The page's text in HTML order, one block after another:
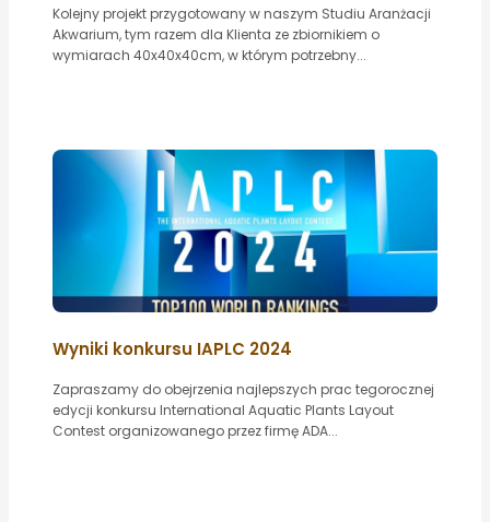
Kolejny projekt przygotowany w naszym Studiu Aranżacji
Akwarium, tym razem dla Klienta ze zbiornikiem o
wymiarach 40x40x40cm, w którym potrzebny...
Wyniki konkursu IAPLC 2024
Zapraszamy do obejrzenia najlepszych prac tegorocznej
edycji konkursu International Aquatic Plants Layout
Contest organizowanego przez firmę ADA...